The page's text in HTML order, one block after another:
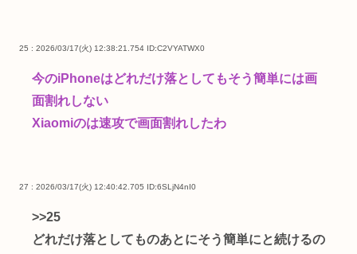
25 : 2026/03/17(火) 12:38:21.754 ID:C2VYATWX0
今のiPhoneはどれだけ落としてもそう簡単には画
面割れしない
Xiaomiのは速攻で画面割れしたわ
27 : 2026/03/17(火) 12:40:42.705 ID:6SLjN4nI0
>>25
どれだけ落としてものあとにそう簡単にと続けるの